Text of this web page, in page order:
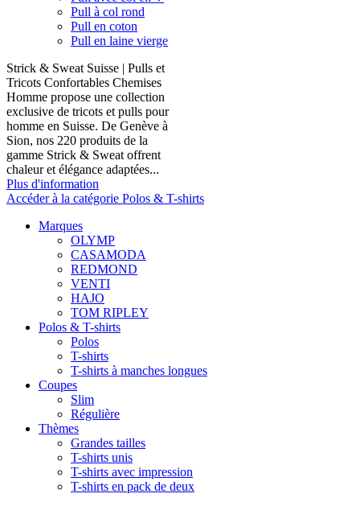
Pull à col rond
Pull en coton
Pull en laine vierge
Strick & Sweat Suisse | Pulls et
Tricots Confortables Chemises
Homme propose une collection
exclusive de tricots et pulls pour
homme en Suisse. De Genève à
Sion, nos 220 produits de la
gamme Strick & Sweat offrent
chaleur et élégance adaptées...
Plus d'information
Accéder à la catégorie Polos & T-shirts
Marques
OLYMP
CASAMODA
REDMOND
VENTI
HAJO
TOM RIPLEY
Polos & T-shirts
Polos
T-shirts
T-shirts à manches longues
Coupes
Slim
Régulière
Thèmes
Grandes tailles
T-shirts unis
T-shirts avec impression
T-shirts en pack de deux